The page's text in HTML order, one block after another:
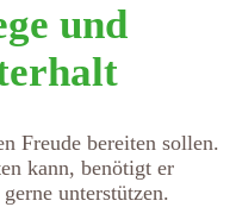
und
Freude bereiten sollen.
kann, benötigt er
unterstützen.